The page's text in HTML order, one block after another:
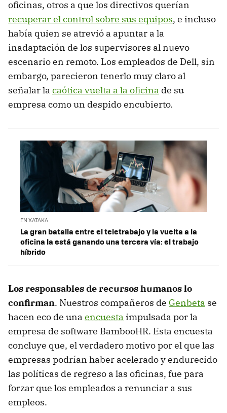
oficinas, otros a que los directivos querían
recuperar el control sobre sus equipos, e incluso
había quien se atrevió a apuntar a la
inadaptación de los supervisores al nuevo
escenario en remoto. Los empleados de Dell, sin
embargo, parecieron tenerlo muy claro al
señalar la caótica vuelta a la oficina de su
empresa como un despido encubierto.
EN XATAKA
La gran batalla entre el teletrabajo y la vuelta a la
oficina la está ganando una tercera vía: el trabajo
híbrido
Los responsables de recursos humanos lo
confirman. Nuestros compañeros de Genbeta se
hacen eco de una encuesta impulsada por la
empresa de software BambooHR. Esta encuesta
concluye que, el verdadero motivo por el que las
empresas podrían haber acelerado y endurecido
las políticas de regreso a las oficinas, fue para
forzar que los empleados a renunciar a sus
empleos.